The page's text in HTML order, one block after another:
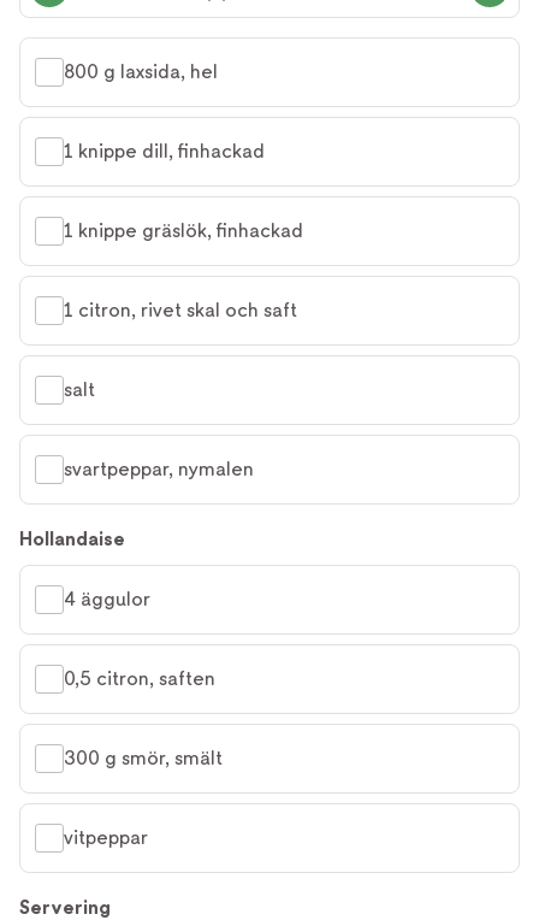
800 g laxsida, hel
1 knippe dill, finhackad
1 knippe gräslök, finhackad
1 citron, rivet skal och saft
salt
svartpeppar, nymalen
Hollandaise
4 äggulor
0,5 citron, saften
300 g smör, smält
vitpeppar
Servering